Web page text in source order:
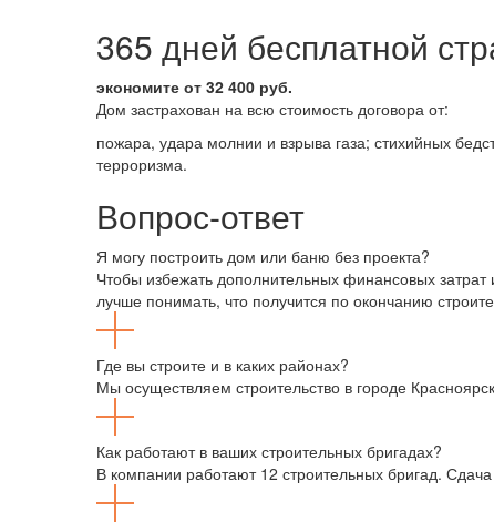
365 дней бесплатной
экономите от 32 400 руб.
Дом застрахован на всю стоимость договора от:
пожара, удара молнии и взрыва газа; стихийных
терроризма.
Вопрос-ответ
Я могу построить дом или баню без проекта?
Чтобы избежать дополнительных финансовых
лучше понимать, что получится по окончанию
Где вы строите и в каких районах?
Мы осуществляем строительство в городе
Как работают в ваших строительных бригадах?
В компании работают 12 строительных бригад.